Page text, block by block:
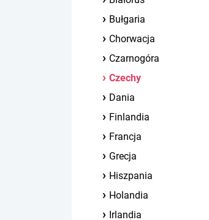
Bułgaria
Chorwacja
Czarnogóra
Czechy
Dania
Finlandia
Francja
Grecja
Hiszpania
Holandia
Irlandia